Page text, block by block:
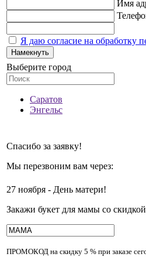
Имя
Я даю согласие на обработку
Намекнуть
Выберите город
Саратов
Энгельс
Спасибо за заявку!
Мы перезвоним вам через:
27 ноября - День матери!
Закажи букет для мамы со
ПРОМОКОД на скидку 5 % при заказе